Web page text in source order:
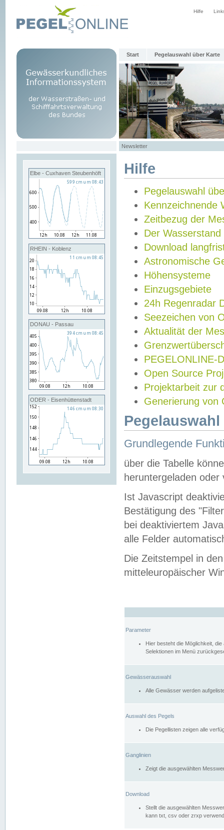
Hilfe
Start Pegelauswahl über Karte
Newsletter
Elbe - Cuxhaven Steubenhöft
RHEIN - Koblenz
DONAU - Passau
ODER - Eisenhüttenstadt
Hilfe
Pegelauswahl
Kennzeichnende
Zeitbezug der
Der Wasserstand
Download
Astronomische
Höhensysteme
Einzugsgebiete
24h Regenradar
Seezeichen von
Aktualität der
PEGELONLINE-
Open Source
Projektarbeit zur
Generierung von
Grundlegende
über die Tabelle
heruntergeladen oder
Ist Javascript
Bestätigung des
bei deaktiviertem
alle Felder
Die Zeitstempel in
mitteleuropäischer
Parameter
Hier besteht die Möglichkeit,
Selektionen im Menü
Gewässerauswahl
Alle Gewässer werden
Auswahl des Pegels
Die Pegellisten zeigen alle
Ganglinien
Zeigt die ausgewählten
Download
Stellt die ausgewählten
kann txt, csv oder zrxp